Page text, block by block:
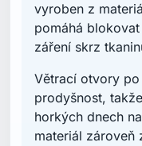
vyroben z
pomáhá
záření skrz
Větrací otvory
prodyšnost,
horkých dnech
materiál zároveň